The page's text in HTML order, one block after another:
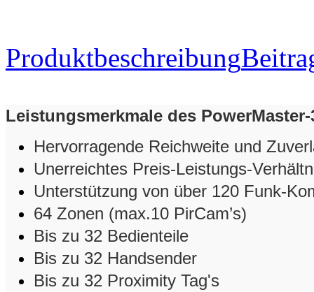
Produktbeschreibung
Leistungsmerkmale des
Hervorragende Reichweite und
Unerreichtes Preis-Leistungs-
Unterstützung von über 120 Funk-
64 Zonen (max.10 PirCam’s)
Bis zu 32 Bedienteile
Bis zu 32 Handsender
Bis zu 32 Proximity Tag's